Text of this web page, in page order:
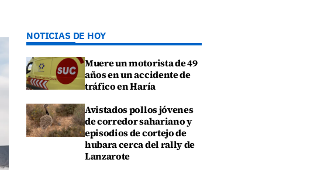
NOTICIAS DE HOY
Muere un motorista de 49
años en un accidente de
tráfico en Haría
Avistados pollos jóvenes
de corredor sahariano y
episodios de cortejo de
hubara cerca del rally de
Lanzarote